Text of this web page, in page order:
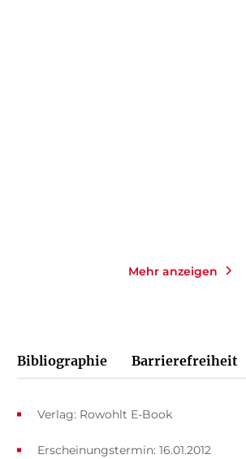
Mehr anzeigen
Bibliographie Barrierefreiheit
Verlag: Rowohlt E-Book
Erscheinungstermin: 16.01.2012